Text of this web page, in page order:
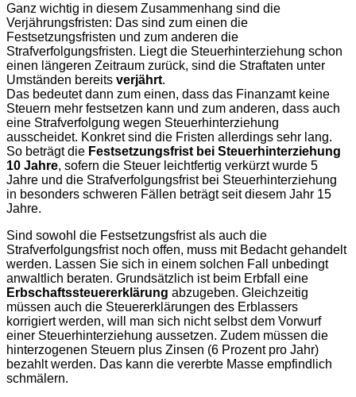
Ganz wichtig in diesem Zusammenhang sind die
Verjährungsfristen: Das sind zum einen die
Festsetzungsfristen und zum anderen die
Strafverfolgungsfristen. Liegt die Steuerhinterziehung schon
einen längeren Zeitraum zurück, sind die Straftaten unter
Umständen bereits verjährt.
Das bedeutet dann zum einen, dass das Finanzamt keine
Steuern mehr festsetzen kann und zum anderen, dass auch
eine Strafverfolgung wegen Steuerhinterziehung
ausscheidet. Konkret sind die Fristen allerdings sehr lang.
So beträgt die Festsetzungsfrist bei Steuerhinterziehung
10 Jahre, sofern die Steuer leichtfertig verkürzt wurde 5
Jahre und die Strafverfolgungsfrist bei Steuerhinterziehung
in besonders schweren Fällen beträgt seit diesem Jahr 15
Jahre.
Sind sowohl die Festsetzungsfrist als auch die
Strafverfolgungsfrist noch offen, muss mit Bedacht gehandelt
werden. Lassen Sie sich in einem solchen Fall unbedingt
anwaltlich beraten. Grundsätzlich ist beim Erbfall eine
Erbschaftssteuererklärung abzugeben. Gleichzeitig
müssen auch die Steuererklärungen des Erblassers
korrigiert werden, will man sich nicht selbst dem Vorwurf
einer Steuerhinterziehung aussetzen. Zudem müssen die
hinterzogenen Steuern plus Zinsen (6 Prozent pro Jahr)
bezahlt werden. Das kann die vererbte Masse empfindlich
schmälern.